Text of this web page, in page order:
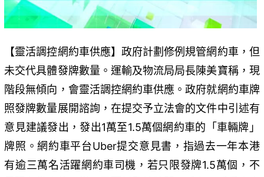
【靈活調控網約車供應】政府計劃修例規管網約車，但
未交代具體發牌數量。運輸及物流局局長陳美寶稱，現
階段無傾向，會靈活調控網約車供應。政府就網約車牌
照發牌數量展開諮詢，在提交予立法會的文件中引述有
意見建議發出，發出1萬至1.5萬個網約車的「車輛牌」
牌照。網約車平台Uber提交意見書，指過去一年本港
有逾三萬名活躍網約車司機，若只限發牌1.5萬個，不